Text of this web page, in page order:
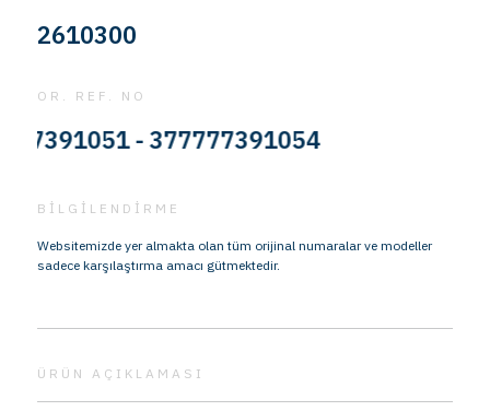
2610300
OR. REF. NO
- 377777391054
BİLGİLENDİRME
Websitemizde yer almakta olan tüm orijinal numaralar ve modeller
sadece karşılaştırma amacı gütmektedir.
ÜRÜN AÇIKLAMASI